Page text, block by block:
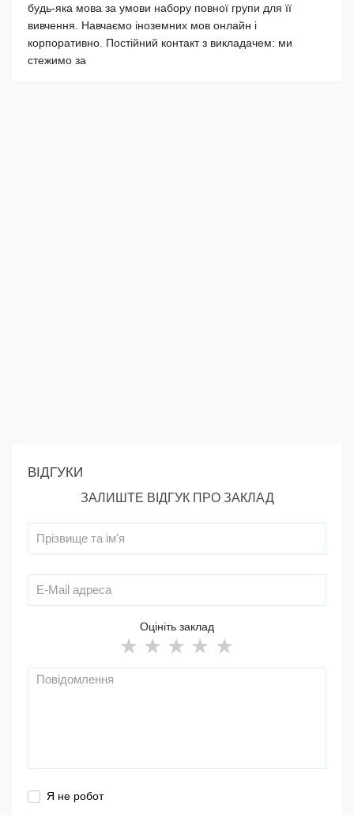
будь-яка мова за умови набору повної групи для її
вивчення. Навчаємо іноземних мов онлайн і
корпоративно. Постійний контакт з викладачем: ми
стежимо за
ВІДГУКИ
ЗАЛИШТЕ ВІДГУК ПРО ЗАКЛАД
Оцініть заклад
Я не робот